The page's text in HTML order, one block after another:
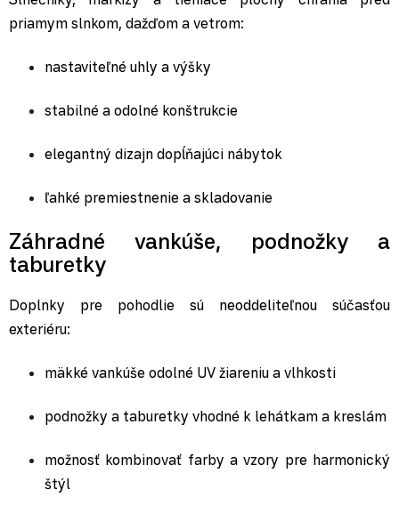
priamym slnkom, dažďom a vetrom:
nastaviteľné uhly a výšky
stabilné a odolné konštrukcie
elegantný dizajn dopĺňajúci nábytok
ľahké premiestnenie a skladovanie
Záhradné vankúše, podnožky a
taburetky
Doplnky pre pohodlie sú neoddeliteľnou súčasťou
exteriéru:
mäkké vankúše odolné UV žiareniu a vlhkosti
podnožky a taburetky vhodné k lehátkam a kreslám
možnosť kombinovať farby a vzory pre harmonický
štýl